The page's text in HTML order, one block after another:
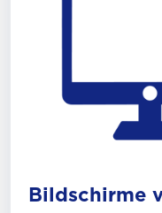
Bild­schirme